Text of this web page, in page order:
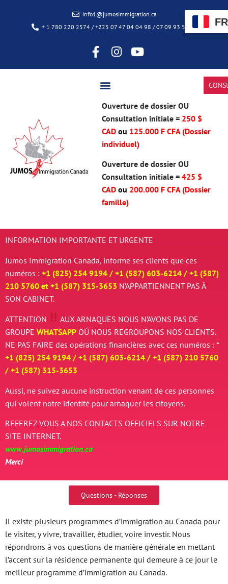
info1@jumosimmigration.ca
+ 1 780 220 2574 / +225 07 47 04 04 98 / 07 09 93 50 85
Ouverture de dossier OU
Consultation initiale = 250 $
CADou 125.000 F CFA (Dossier
individuel)
Ouverture de dossier OU
Consultation initiale =425 $
CAD ou 200.000 F CFA (Dossier
famille)
INFORMATION IMPORTANTE ET URGENTE
Jumos Immigration Canada, informe ses clients que ces
numéros : +1 (825) 254 9194 / +1 (587) 603-6214 / +1 (587)
210 5760 et +1 (587) 315-3653 N’APPARTIENNENT PAS À
SON CABINET.
ATTENTION AUX ARNAQUES NOUS N’AVONS PAS DE
GROUPE WHATSAPP OÙ NOUS REGROUPONS NOS CLIENTS.
NE PAS FAIRE des opérations financières avec ces numéros : *
+1 (825) 254 9194 / +1 (587) 603-6214 / +1 (587) 210 5760
/ +1 (587) 315-3653
Aussi, ne suivez aucune instruction venant de ces personnes
qui volent notre identité pour arnaquer les citoyens.
REFEREZ VOUS A NOS CONTACTS OFFICIELS SUR NOTRE
SITE INTERNET.
www.jumosimmigration.ca
Merci
Questions - Réponses
Il existe plusieurs programmes d’immigration au Canada pour
le visiter, y vivre, travailler, étudier, voire investir. Nous
répondrons à vos questions de manière générale en mettant
l’accent sur la résidence permanente qui demeure à ce jour le
meilleur programme d’immigration au Canada.
FR